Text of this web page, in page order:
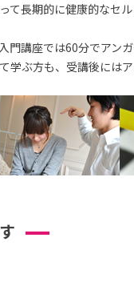
て長期的に健康的なセ
門講座では60分でアン
学ぶ方も、受講後には